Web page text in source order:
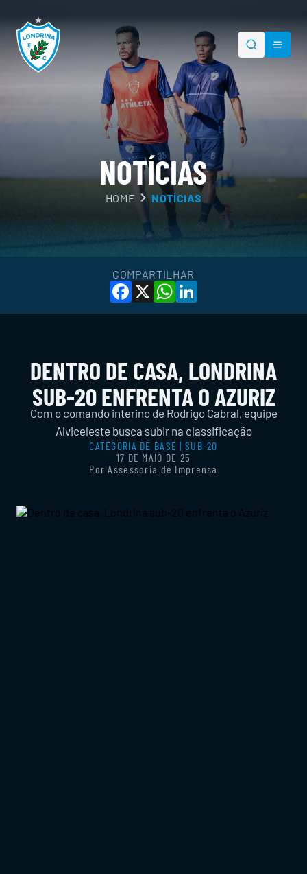
NOTÍCIAS
HOME NOTÍCIAS
COMPARTILHAR
Facebook
X WhatsApp
LinkedIn
DENTRO DE CASA, LONDRINA
SUB-20 ENFRENTA O AZURIZ
Com o comando interino de Rodrigo Cabral, equipe
Alviceleste busca subir na classificação
CATEGORIA DE BASE | SUB-20
17 DE MAIO DE 25
Por Assessoria de Imprensa